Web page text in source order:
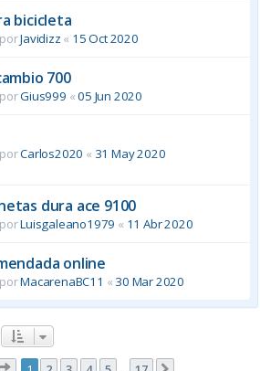
bicicleta
Javidizz « 15 Oct 2020
700
Gius999 «05 Jun 2020
Carlos2020 « 31 May 2020
dura ace 9100
Luisgaleano1979 « 11 Abr 2020
online
MacarenaBC11 « 30 Mar 2020